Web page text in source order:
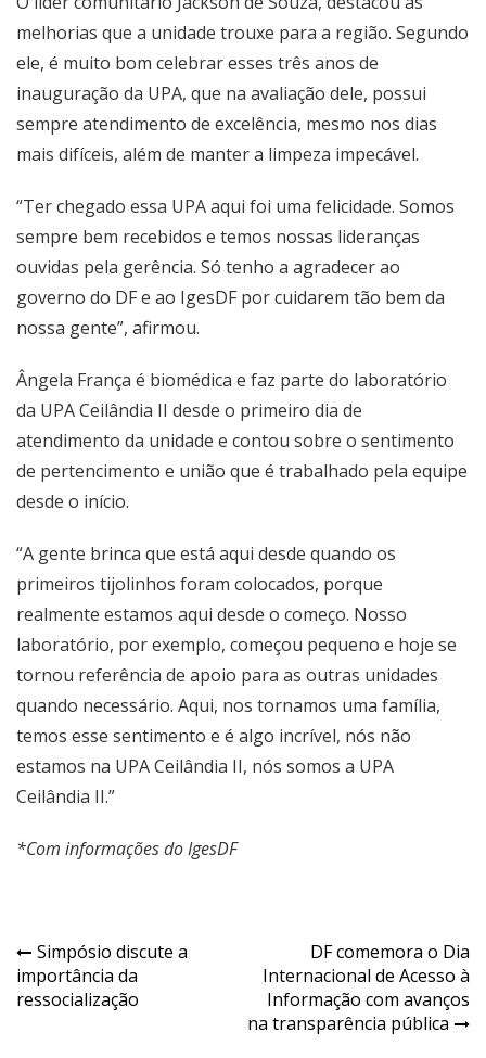
melhorias que a unidade trouxe para a região. Segundo
ele, é muito bom celebrar esses três anos de
inauguração da UPA, que na avaliação dele, possui
sempre atendimento de excelência, mesmo nos dias
mais difíceis, além de manter a limpeza impecável.
“Ter chegado essa UPA aqui foi uma felicidade. Somos
sempre bem recebidos e temos nossas lideranças
ouvidas pela gerência. Só tenho a agradecer ao
governo do DF e ao IgesDF por cuidarem tão bem da
nossa gente”, afirmou.
Ângela França é biomédica e faz parte do laboratório
da UPA Ceilândia II desde o primeiro dia de
atendimento da unidade e contou sobre o sentimento
de pertencimento e união que é trabalhado pela equipe
desde o início.
“A gente brinca que está aqui desde quando os
primeiros tijolinhos foram colocados, porque
realmente estamos aqui desde o começo. Nosso
laboratório, por exemplo, começou pequeno e hoje se
tornou referência de apoio para as outras unidades
quando necessário. Aqui, nos tornamos uma família,
temos esse sentimento e é algo incrível, nós não
estamos na UPA Ceilândia II, nós somos a UPA
Ceilândia II.”
*Com informações do IgesDF
Navegação
de
Simpósio discute a
importância da
ressocialização
DF comemora o Dia
Internacional de Acesso à
Informação com avanços
na transparência pública